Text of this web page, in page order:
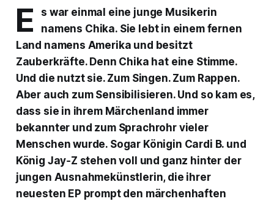
E
s war einmal eine junge Musikerin
namens Chika. Sie lebt in einem fernen
Land namens Amerika und besitzt
Zauberkräfte. Denn Chika hat eine Stimme.
Und die nutzt sie. Zum Singen. Zum Rappen.
Aber auch zum Sensibilisieren. Und so kam es,
dass sie in ihrem Märchenland immer
bekannter und zum Sprachrohr vieler
Menschen wurde. Sogar Königin Cardi B. und
König Jay‑Z stehen voll und ganz hinter der
jungen Ausnahmekünstlerin, die ihrer
neuesten EP prompt den märchenhaften